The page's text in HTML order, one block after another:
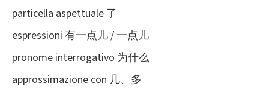
particella aspettuale 了
espressioni 有一点儿 / 一点儿
pronome interrogativo 为什么
approssimazione con 几、多